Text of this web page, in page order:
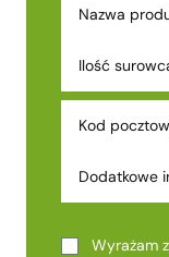
Wyrażam